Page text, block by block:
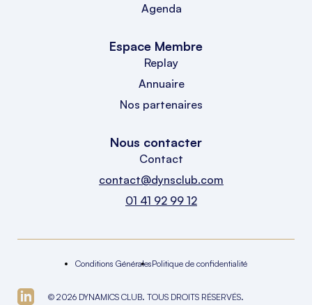
Agenda
Espace Membre
Replay
Annuaire
Nos partenaires
Nous contacter
Contact
contact@dynsclub.com
01 41 92 99 12
© 2026 DYNAMICS CLUB. TOUS DROITS RÉSERVÉS.
Conditions GénéralesPolitique de confidentialité